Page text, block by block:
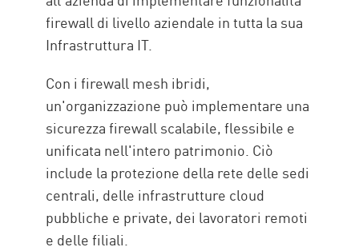
firewall di livello aziendale in tutta la sua
Infrastruttura IT.
Con i firewall mesh ibridi,
un'organizzazione può implementare una
sicurezza firewall scalabile, flessibile e
unificata nell'intero patrimonio. Ciò
include la protezione della rete delle sedi
centrali, delle infrastrutture cloud
pubbliche e private, dei lavoratori remoti
e delle filiali.